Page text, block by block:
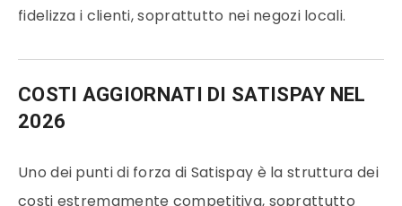
fidelizza i clienti, soprattutto nei negozi locali.
COSTI AGGIORNATI DI SATISPAY NEL
2026
Uno dei punti di forza di Satispay è la struttura dei
costi estremamente competitiva, soprattutto